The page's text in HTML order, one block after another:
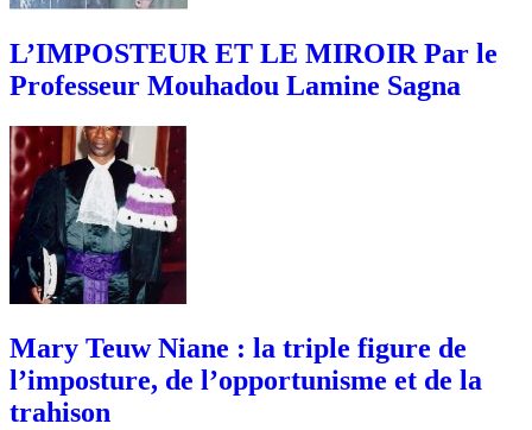
L’IMPOSTEUR ET LE MIROIR Par le
Professeur Mouhadou Lamine Sagna
Mary Teuw Niane : la triple figure de
l’imposture, de l’opportunisme et de la
trahison